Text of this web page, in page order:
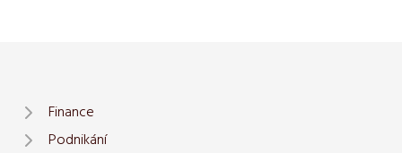
Finance
Podnikání